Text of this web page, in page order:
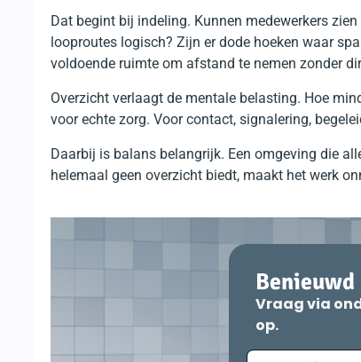
Dat begint bij indeling. Kunnen medewerkers
looproutes logisch? Zijn er dode hoeken waar
voldoende ruimte om afstand te nemen zonder
Overzicht verlaagt de mentale belasting. Hoe
voor echte zorg. Voor contact, signalering,
Daarbij is balans belangrijk. Een omgeving die
helemaal geen overzicht biedt, maakt het werk
Vraag via
op.